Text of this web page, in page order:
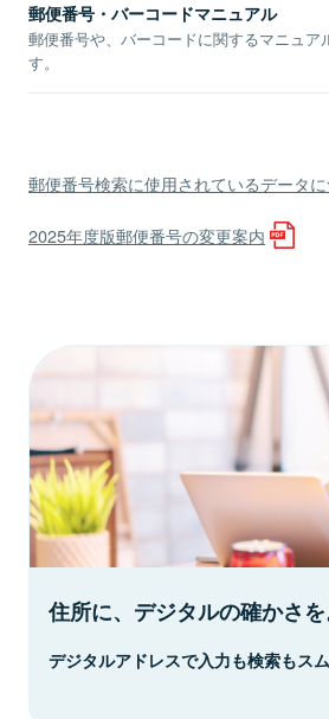
郵便番号・バーコードマニュアル
郵便番号や、バーコードに関するマニュア
す。
郵便番号検索に使用されているデータ
2025年度版郵便番号の変更案内
住所に、デジタルの確かさを
デジタルアドレスで入力も検索もスム